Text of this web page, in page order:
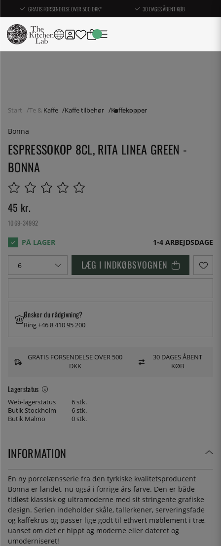
GRATIS FORSENDELSE OVER 500 DKK* 30 DAGES ÅBENT KØB
Start Te & Kaffe Kaffe tilbehør Kaffekopper
Bonna
ESPRESSOKOP 8CL, RITA LINEA GREEN -
BONNA
45 kr.
1069-34992
1-4 ARBEJDSDAGE
LÆG I INDKØBSVOGNEN
Lagerstatus
Web-lagerstatus
6 stk.
Butik Stockholm
6 stk.
Butik Malmö
0 stk.
Ønsker du rådgivning?
Ring +46 8 410 95 200
GRATIS FORSENDELSE OVER 500
DKK
30 DAGES ÅBENT
KØB
INFORMATION
En ny porcelænsserie fra den tyrkiske kvalitetsproducent
Bonna er landet, nu også i forrige års farve. Den er både
tidløst klassisk og ultramoderne med sit stringente grafiske
design. Serien indeholder skåle, tallerkener, serveringsfade
og kaffekrus og passer lige godt til ethvert møblement i træ,
uanset om det er hippt og moderne eller dateret og
umoderniseret!